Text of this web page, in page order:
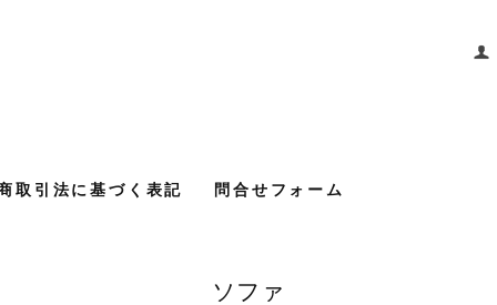
取引法に基づく表記 問合せフォーム
ソファ